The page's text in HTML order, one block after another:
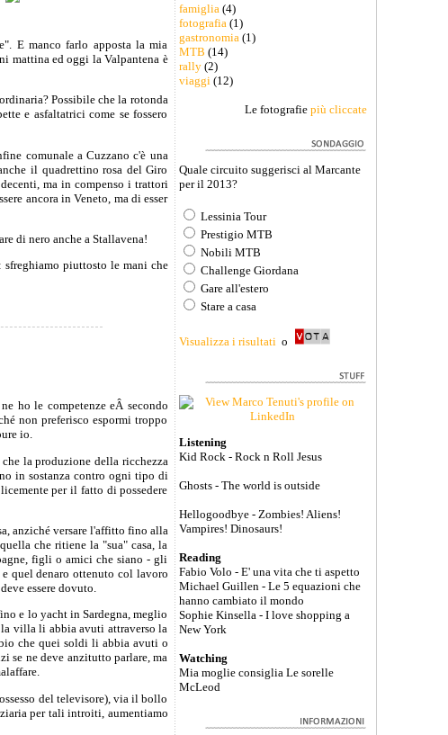
E manco farlo apposta la mia
mattina ed oggi la Valpantena è
Possibile che la rotonda
e asfaltatrici come se fossero
comunale a Cuzzano c'è una
il quadrettino rosa del Giro
ma in compenso i trattori
ancora in Veneto, ma di esser
di nero anche a Stallavena!
piuttosto le mani che
ho le competenze eÂ secondo
non preferisco espormi troppo
io.
la produzione della ricchezza
in sostanza contro ogni tipo di
per il fatto di possedere
anziché versare l'affitto fino alla
che ritiene la "sua" casa, la
figli o amici che siano - gli
quel denaro ottenuto col lavoro
essere dovuto.
e lo yacht in Sardegna, meglio
villa li abbia avuti attraverso la
che quei soldi li abbia avuti o
se ne deve anzitutto parlare, ma
del televisore), via il bollo
per tali introiti, aumentiamo
famiglia (4)
fotografia (1)
gastronomia (1)
MTB (14)
rally(2)
viaggi (12)
Le fotografie più cliccate
Quale circuito suggerisci al Marcante
per il 2013?
Lessinia Tour
Prestigio MTB
Nobili MTB
Challenge Giordana
Gare all'estero
Stare a casa
Visualizza i risultati o
Listening
Kid Rock - Rock n Roll Jesus
Ghosts - The world is outside
Hellogoodbye - Zombies! Aliens!
Vampires! Dinosaurs!
Reading
Fabio Volo - E' una vita che ti aspetto
Michael Guillen - Le 5 equazioni che
hanno cambiato il mondo
Sophie Kinsella - I love shopping a
New York
Watching
Mia moglie consiglia Le sorelle
McLeod